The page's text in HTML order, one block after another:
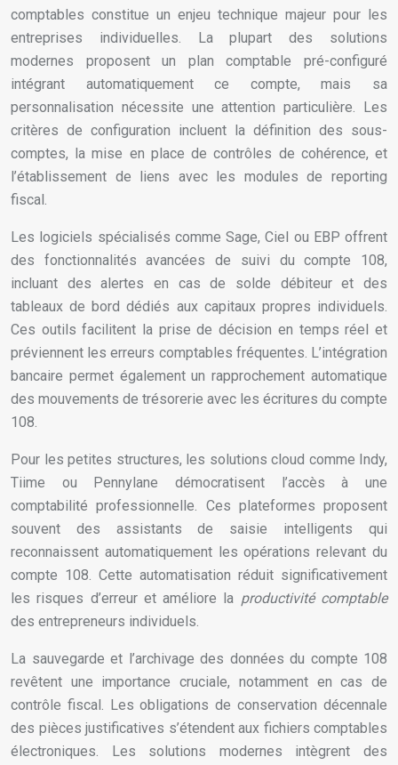
comptables constitue un enjeu technique majeur pour les
entreprises individuelles. La plupart des solutions
modernes proposent un plan comptable pré-configuré
intégrant automatiquement ce compte, mais sa
personnalisation nécessite une attention particulière. Les
critères de configuration incluent la définition des sous-
comptes, la mise en place de contrôles de cohérence, et
l’établissement de liens avec les modules de reporting
fiscal.
Les logiciels spécialisés comme Sage, Ciel ou EBP offrent
des fonctionnalités avancées de suivi du compte 108,
incluant des alertes en cas de solde débiteur et des
tableaux de bord dédiés aux capitaux propres individuels.
Ces outils facilitent la prise de décision en temps réel et
préviennent les erreurs comptables fréquentes. L’intégration
bancaire permet également un rapprochement automatique
des mouvements de trésorerie avec les écritures du compte
108.
Pour les petites structures, les solutions cloud comme Indy,
Tiime ou Pennylane démocratisent l’accès à une
comptabilité professionnelle. Ces plateformes proposent
souvent des assistants de saisie intelligents qui
reconnaissent automatiquement les opérations relevant du
compte 108. Cette automatisation réduit significativement
les risques d’erreur et améliore la productivité comptable
des entrepreneurs individuels.
La sauvegarde et l’archivage des données du compte 108
revêtent une importance cruciale, notamment en cas de
contrôle fiscal. Les obligations de conservation décennale
des pièces justificatives s’étendent aux fichiers comptables
électroniques. Les solutions modernes intègrent des